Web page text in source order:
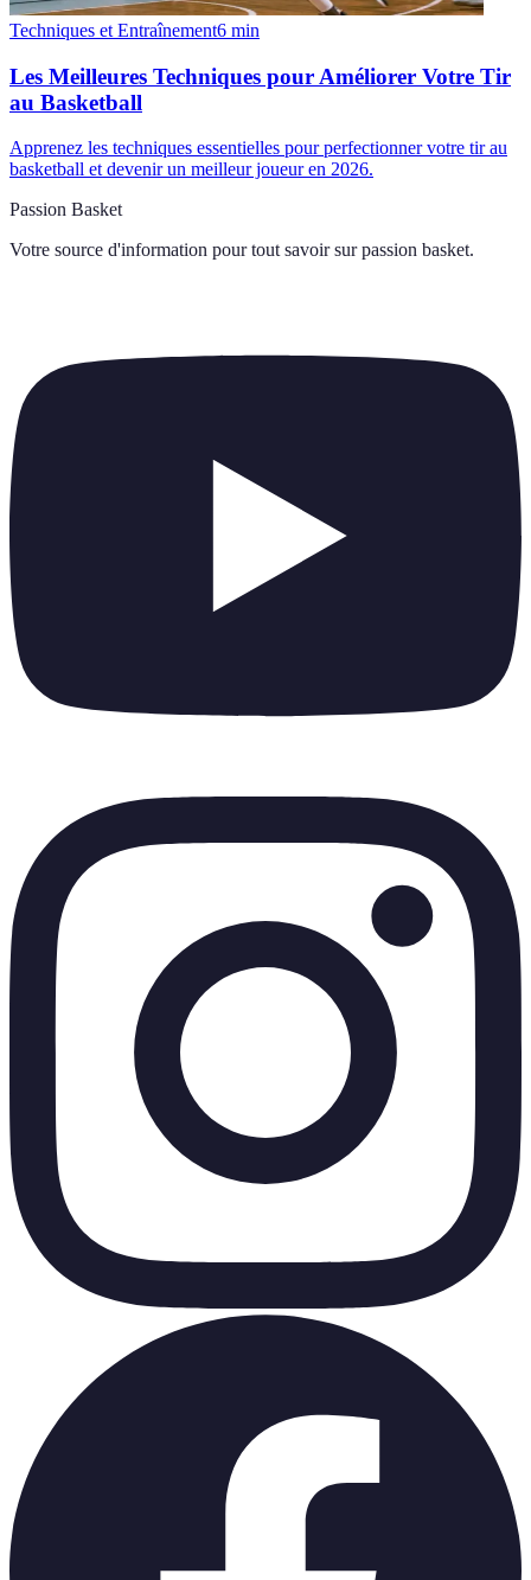
Techniques et Entraînement6 min
Les Meilleures Techniques pour Améliorer Votre Tir
au Basketball
Apprenez les techniques essentielles pour perfectionner votre tir au
basketball et devenir un meilleur joueur en 2026.
Passion Basket
Votre source d'information pour tout savoir sur passion basket.